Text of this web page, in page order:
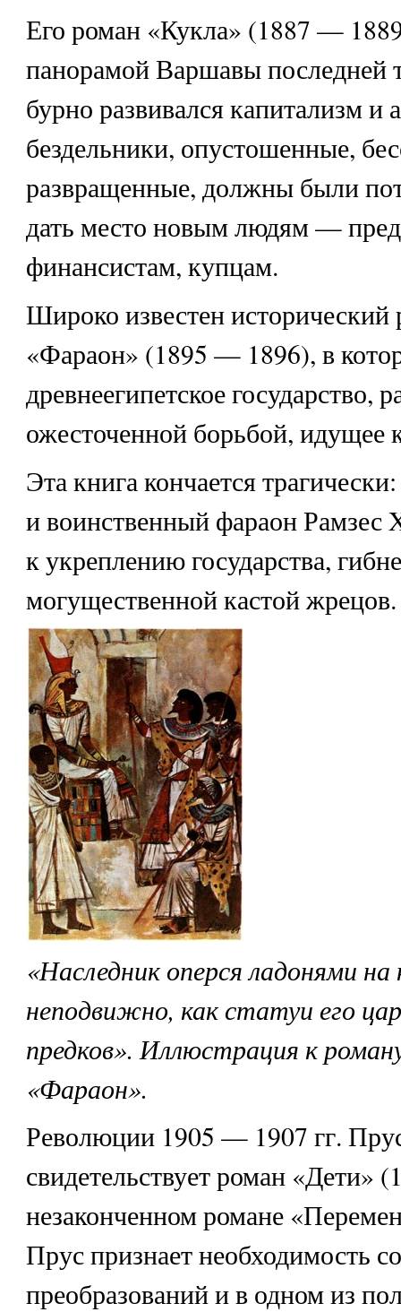
Его роман «Кукла» (1887 —
панорамой Варшавы последней
бурно развивался капитализм и
бездельники, опустошенные,
развращенные, должны были
дать место новым людям —
финансистам, купцам.
Широко известен
«Фараон» (1895 — 1896), в
древнеегипетское государство,
ожесточенной борьбой, идущее
Эта книга кончается
и воинственный фараон
к укреплению государства,
могущественной кастой жрецов.
«Наследник оперся ладонями на
неподвижно, как статуи его
предков». Иллюстрация к
«Фараон».
Революции 1905 — 1907 гг.
свидетельствует роман «Дети»
незаконченном романе
Прус признает необходимость
преобразований и в одном из